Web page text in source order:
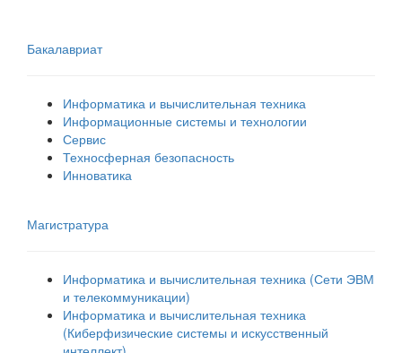
Бакалавриат
Информатика и вычислительная техника
Информационные системы и технологии
Сервис
Техносферная безопасность
Инноватика
Магистратура
Информатика и вычислительная техника (Сети ЭВМ
и телекоммуникации)
Информатика и вычислительная техника
(Киберфизические системы и искусственный